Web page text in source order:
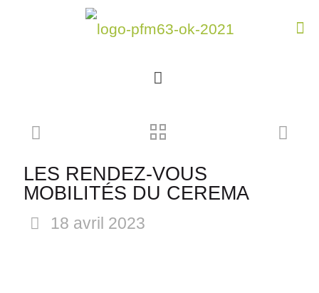
LES RENDEZ-VOUS
MOBILITÉS DU CEREMA
18 avril 2023